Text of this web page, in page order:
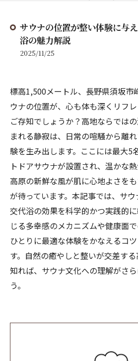
サウナの位置が整い体験に与
浴の魅力解説
2025/11/25
標高1,500メートル、長野県須坂市
ウナの位置が、心も体も深くリフ
ご存知でしょうか？高地ならでは
まれる静寂は、日常の喧騒から離
験を生み出します。ここには最大5
トドアサウナが設置され、温かな
高原の新鮮な風が肌に心地よさを
が待っています。本記事では、サ
交代浴の効果を科学的かつ実践的
じる多幸感のメカニズムや健康面
ひとりに最適な体験をかなえるコ
す。自然の癒やしと整いが交差す
知れば、サウナ文化への理解がさ
う。